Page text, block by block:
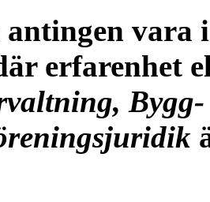
vara
erfarenhet